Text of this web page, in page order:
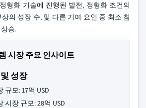
형화 기술에 진행된 발전, 정형화 조건의
의 성장 수, 및 다른 기여 요인 중 최소 침
승.
시장 주요 인사이트
성장
규모: 17억 USD
시장 규모: 28억 USD